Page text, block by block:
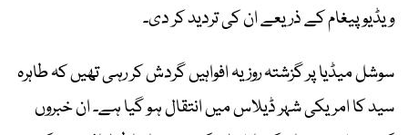
ویڈیو پیغام کے ذریعے ان کی تردید کر دی۔
سوشل میڈیا پر گزشتہ روز یہ افواہیں گردش کر رہی تھیں کہ طاہرہ
سید کا امریکی شہر ڈیلاس میں انتقال ہو گیا ہے۔ ان خبروں